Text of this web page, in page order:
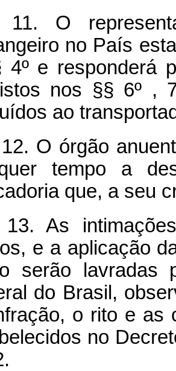
11. O
no País
4º e responderá
nos §§ 6º ,
ao
O órgão
tempo a
que, a seu
As
e a aplicação
serão lavradas
do Brasil,
o rito e as
no